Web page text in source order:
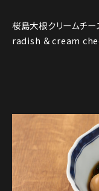
桜島大根クリームチ
radish ＆ cream